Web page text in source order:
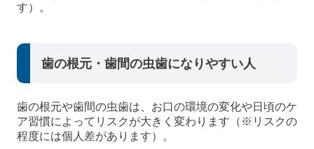
す）。
歯の根元・歯間の虫歯になりやすい人
歯の根元や歯間の虫歯は、お口の環境の変化や日頃のケ
ア習慣によってリスクが大きく変わります（※リスクの
程度には個人差があります）。